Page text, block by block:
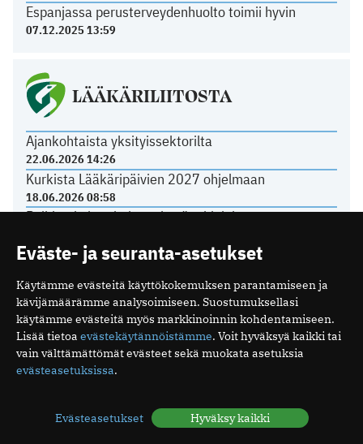
Espanjassa perusterveydenhuolto toimii hyvin
07.12.2025 13:59
LÄÄKÄRILIITOSTA
Ajankohtaista yksityissektorilta
22.06.2026 14:26
Kurkista Lääkäripäivien 2027 ohjelmaan
18.06.2026 08:58
Poikkeuksia toimiston kesäaukioloissa
Tasavallan presidentti on myöntänyt arkkiatrin
22.05.2026 11:49
Mediakortti
Tilaa uutiskirje
Eväste- ja seuranta-asetukset
Käytämme evästeitä käyttökokemuksen parantamiseen ja
kävijämäärämme analysoimiseen. Suostumuksellasi
käytämme evästeitä myös markkinoinnin kohdentamiseen.
Lisää tietoa evästekäytännöistämme. Voit hyväksyä kaikki tai
vain välttämättömät evästeet sekä muokata asetuksia
evästeasetuksissa.
Evästeasetukset Hyväksy kaikki